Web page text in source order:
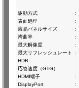
駆動方式
:
表面処理
:
液晶パネルサイズ
:
湾曲率
:
最大解像度
:
最大リフレッシュレート
:
HDR
:
応答速度（GTG）
:
HDMI端子
:
DisplayPort
: